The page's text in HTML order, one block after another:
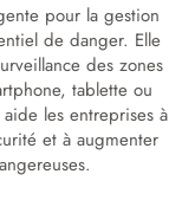
pour la gestion
de danger. Elle
des zones
tablette ou
les entreprises à
et à augmenter